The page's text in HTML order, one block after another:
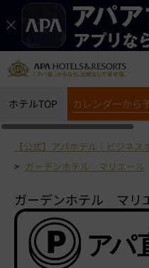
ホテルTOP カレンダーから
【公式】アパホテル｜ビジネス
ガーデンホテル マリエール
ガーデンホテル マリ